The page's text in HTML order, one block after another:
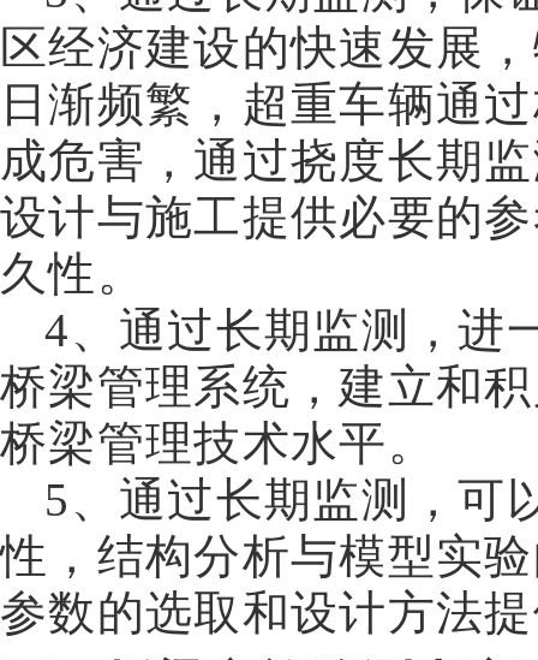
区经济建设的快速发展
日渐频繁，超重车辆通
成危害，通过挠度长期
设计与施工提供必要的
久性。
4、通过长期监测，进
桥梁管理系统，建立和
桥梁管理技术水平。
5、通过长期监测，可
性，结构分析与模型实
参数的选取和设计方法